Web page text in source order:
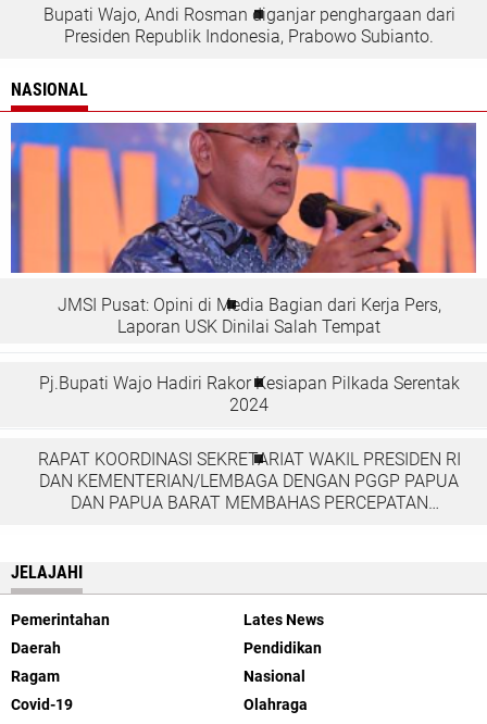
Bupati Wajo, Andi Rosman diganjar penghargaan dari
Presiden Republik Indonesia, Prabowo Subianto.
NASIONAL
JMSI Pusat: Opini di Media Bagian dari Kerja Pers,
Laporan USK Dinilai Salah Tempat
Pj.Bupati Wajo Hadiri Rakor Kesiapan Pilkada Serentak
2024
RAPAT KOORDINASI SEKRETARIAT WAKIL PRESIDEN RI
DAN KEMENTERIAN/LEMBAGA DENGAN PGGP PAPUA
DAN PAPUA BARAT MEMBAHAS PERCEPATAN
JELAJAHI
Pemerintahan
Lates News
Daerah
Pendidikan
Ragam
Nasional
Covid-19
Olahraga